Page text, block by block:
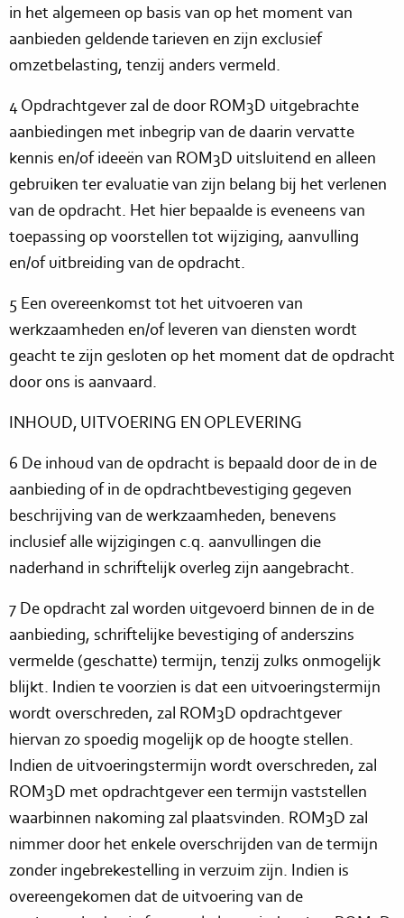
in het algemeen op basis van op het moment van
aanbieden geldende tarieven en zijn exclusief
omzetbelasting, tenzij anders vermeld.
4 Opdrachtgever zal de door ROM3D uitgebrachte
aanbiedingen met inbegrip van de daarin vervatte
kennis en/of ideeën van ROM3D uitsluitend en alleen
gebruiken ter evaluatie van zijn belang bij het verlenen
van de opdracht. Het hier bepaalde is eveneens van
toepassing op voorstellen tot wijziging, aanvulling
en/of uitbreiding van de opdracht.
5 Een overeenkomst tot het uitvoeren van
werkzaamheden en/of leveren van diensten wordt
geacht te zijn gesloten op het moment dat de opdracht
door ons is aanvaard.
INHOUD, UITVOERING EN OPLEVERING
6 De inhoud van de opdracht is bepaald door de in de
aanbieding of in de opdrachtbevestiging gegeven
beschrijving van de werkzaamheden, benevens
inclusief alle wijzigingen c.q. aanvullingen die
naderhand in schriftelijk overleg zijn aangebracht.
7 De opdracht zal worden uitgevoerd binnen de in de
aanbieding, schriftelijke bevestiging of anderszins
vermelde (geschatte) termijn, tenzij zulks onmogelijk
blijkt. Indien te voorzien is dat een uitvoeringstermijn
wordt overschreden, zal ROM3D opdrachtgever
hiervan zo spoedig mogelijk op de hoogte stellen.
Indien de uitvoeringstermijn wordt overschreden, zal
ROM3D met opdrachtgever een termijn vaststellen
waarbinnen nakoming zal plaatsvinden. ROM3D zal
nimmer door het enkele overschrijden van de termijn
zonder ingebrekestelling in verzuim zijn. Indien is
overeengekomen dat de uitvoering van de